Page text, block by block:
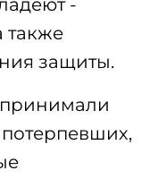
-
также
защиты.
потерпевших,